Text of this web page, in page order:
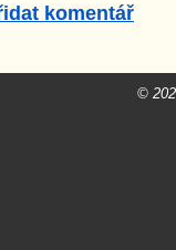
komentář
©